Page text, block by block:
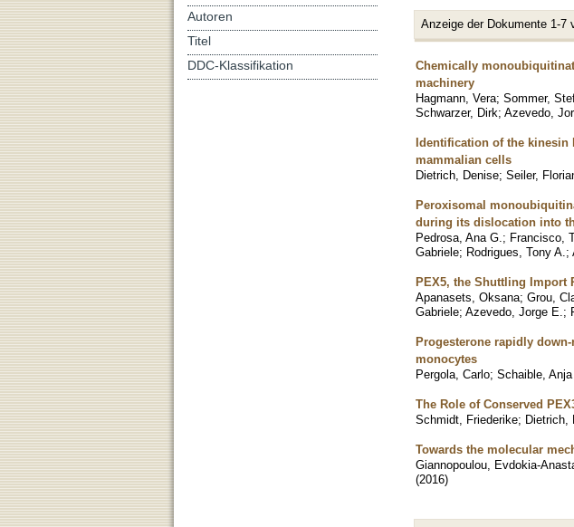
Anzeige der Dokumente 1-7
Chemically
machinery
Hagmann, Vera; Sommer,
Schwarzer, Dirk; Azevedo,
Identification of the kinesin
mammalian cells
Dietrich, Denise; Seiler,
Peroxisomal
during its dislocation into
Pedrosa, Ana G. ; Francisco,
Gabriele; Rodrigues, Tony A. ;
PEX5, the Shuttling Import
Apanasets, Oksana; Grou,
Gabriele; Azevedo, Jorge E. ;
Progesterone rapidly
monocytes
Pergola, Carlo; Schaible, Anja
The Role of Conserved
Schmidt, Friederike; Dietrich,
Towards the molecular
Giannopoulou, Evdokia-
(2016)
Autoren
Titel
DDC-Klassifikation